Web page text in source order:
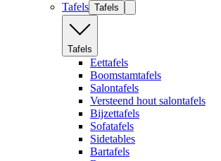
Tafels Tafels
Tafels
Eettafels
Boomstamtafels
Salontafels
Versteend hout salontafels
Bijzettafels
Sofatafels
Sidetables
Bartafels